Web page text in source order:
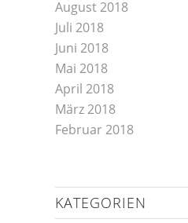
August 2018
Juli 2018
Juni 2018
Mai 2018
April 2018
März 2018
Februar 2018
KATEGORIEN